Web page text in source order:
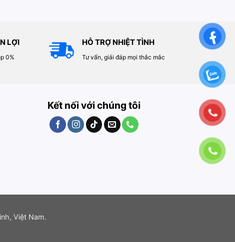
LỢI
0%
HỖ TRỢ NHIỆT TÌNH
Tư vấn, giải đáp mọi thắc mắc
Kết nối với chúng tôi
Việt Nam.